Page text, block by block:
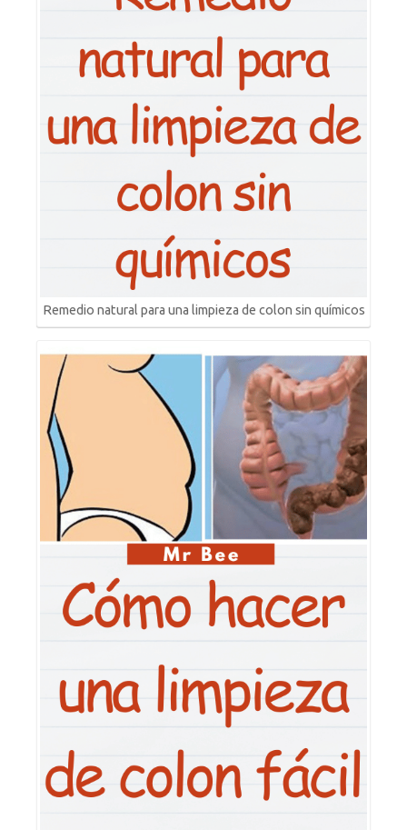
Remedio natural para una limpieza de colon sin químicos